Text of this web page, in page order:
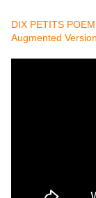
DIX PETITS
Augmented